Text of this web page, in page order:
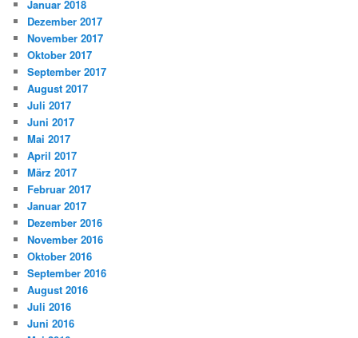
Januar 2018
Dezember 2017
November 2017
Oktober 2017
September 2017
August 2017
Juli 2017
Juni 2017
Mai 2017
April 2017
März 2017
Februar 2017
Januar 2017
Dezember 2016
November 2016
Oktober 2016
September 2016
August 2016
Juli 2016
Juni 2016